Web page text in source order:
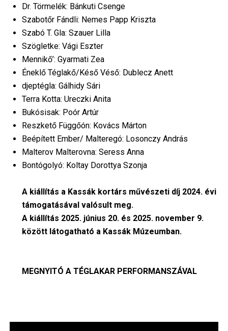
Dr. Törmelék: Bánkuti Csenge
Szabotőr Fándli: Nemes Papp Kriszta
Szabó T. Gla: Szauer Lilla
Szögletke: Vági Eszter
Mennikő’: Gyarmati Zea
Éneklő Téglakő/Késő Véső: Dublecz Anett
djeptégla: Gálhidy Sári
Terra Kotta: Ureczki Anita
Bukósisak: Poór Artúr
Reszkető Függőón: Kovács Márton
Beépített Ember/ Malteregó: Losonczy András
Malterov Malterovna: Seress Anna
Bontógolyó: Koltay Dorottya Szonja
A kiállítás a Kassák kortárs művészeti díj 2024. évi
támogatásával valósult meg.
A kiállítás 2025. június 20. és 2025. november 9.
között látogatható a Kassák Múzeumban.
MEGNYITÓ A TÉGLAKAR PERFORMANSZÁVAL